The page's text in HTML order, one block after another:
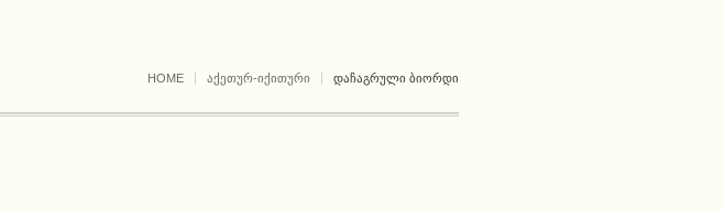
HOME ᲐᲥᲔᲗᲣᲠ-ᲘᲥᲘᲗᲣᲠᲘ ᲓᲐᲩᲐᲒᲠᲣᲚᲘ ᲑᲘᲝᲠᲓᲘ